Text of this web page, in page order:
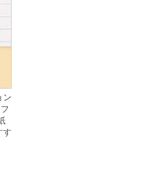
ン
す